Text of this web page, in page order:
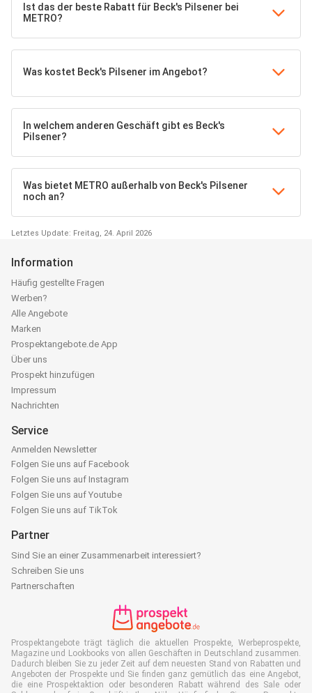
Ist das der beste Rabatt für Beck's Pilsener bei
METRO?
Was kostet Beck's Pilsener im Angebot?
In welchem anderen Geschäft gibt es Beck's
Pilsener?
Was bietet METRO außerhalb von Beck's Pilsener
noch an?
Letztes Update: Freitag, 24. April 2026
Information
Häufig gestellte Fragen
Werben?
Alle Angebote
Marken
Prospektangebote.de App
Über uns
Prospekt hinzufügen
Impressum
Nachrichten
Service
Anmelden Newsletter
Folgen Sie uns auf Facebook
Folgen Sie uns auf Instagram
Folgen Sie uns auf Youtube
Folgen Sie uns auf TikTok
Partner
Sind Sie an einer Zusammenarbeit interessiert?
Schreiben Sie uns
Partnerschaften
Prospektangebote trägt täglich die aktuellen Prospekte, Werbeprospekte,
Magazine und Lookbooks von allen Geschäften in Deutschland zusammen.
Dadurch bleiben Sie zu jeder Zeit auf dem neuesten Stand von Rabatten und
Angeboten der Prospekte und Sie finden ganz gemütlich das eine Angebot,
die eine Prospektaktion oder besonderen Rabatt während des Sale oder